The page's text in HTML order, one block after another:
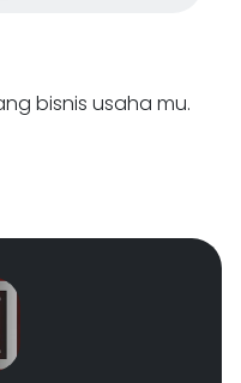
bisnis usaha mu.